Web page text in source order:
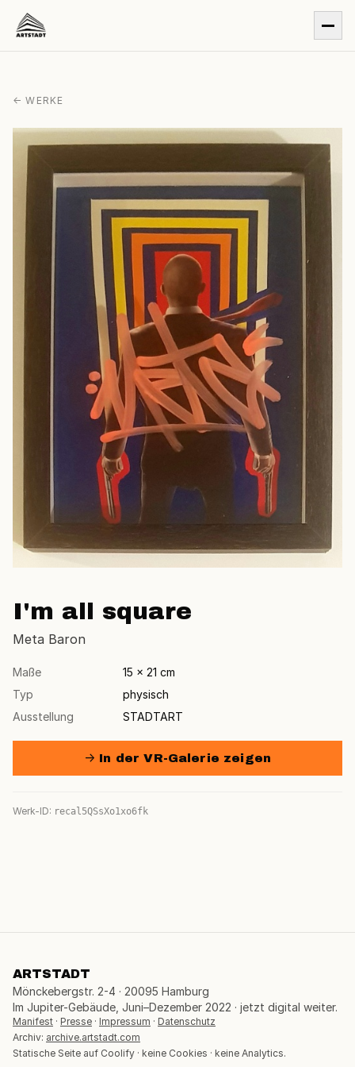
← WERKE
I'm all square
Meta Baron
Maße
15 × 21 cm
Typ
physisch
Ausstellung
STADTART
→ In der VR-Galerie zeigen
Werk-ID: recal5QSsXo1xo6fk
ARTSTADT
Mönckebergstr. 2-4 · 20095 Hamburg
Im Jupiter-Gebäude, Juni–Dezember 2022 · jetzt digital weiter.
Manifest · Presse · Impressum · Datenschutz
Archiv: archive.artstadt.com
Statische Seite auf Coolify · keine Cookies · keine Analytics.